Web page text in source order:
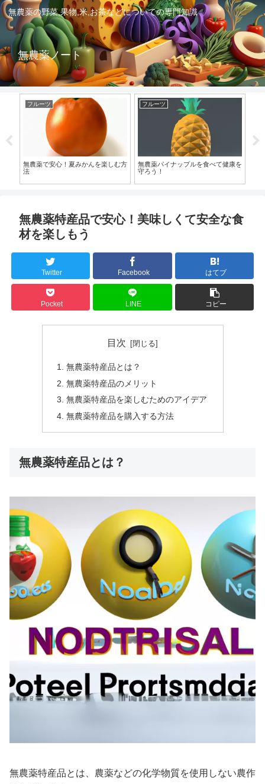
無農薬の野菜,果物,米,お茶などについての専門知識
無農薬ノート
フルーツ
無農薬で安心！夏みかんを楽しむ方
法
フルーツ
無農薬パイナップルを食べて健康を
守ろう！
無農薬特産品で安心！美味しくて安全な食
材を楽しもう
Twitter Facebook はてブ
Pocket LINE コピー
目次
無農薬特産品とは？
無農薬特産品のメリット
無農薬特産品を楽しむためのアイデア
無農薬特産品を購入する方法
無農薬特産品とは？
無農薬特産品とは、農薬などの化学物質を使用しない農作